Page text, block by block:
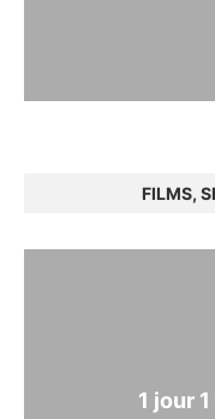
FILMS,
1 jour